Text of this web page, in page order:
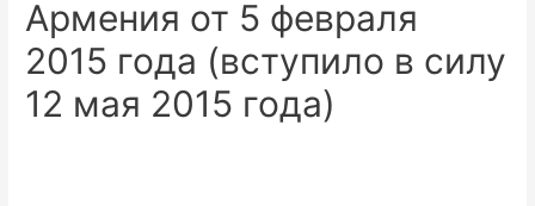
Армения от 5 февраля
2015 года (вступило в силу
12 мая 2015 года)